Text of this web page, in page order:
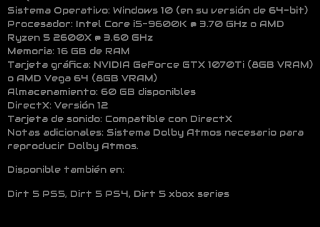
Sistema Operativo: Windows 10 (en su versión de 64-bit)
Procesador: Intel Core i5-9600K @ 3.70 GHz o AMD
Ryzen 5 2600X @ 3.60 GHz
Memoria: 16 GB de RAM
Tarjeta gráfica: NVIDIA GeForce GTX 1070Ti (8GB VRAM)
o AMD Vega 64 (8GB VRAM)
Almacenamiento: 60 GB disponibles
DirectX: Versión 12
Tarjeta de sonido: Compatible con DirectX
Notas adicionales: Sistema Dolby Atmos necesario para
reproducir Dolby Atmos.
Disponible también en:
Dirt 5 PS5, Dirt 5 PS4, Dirt 5 xbox series